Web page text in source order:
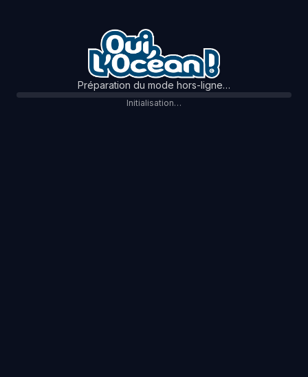
Préparation du mode hors-ligne…
Initialisation…